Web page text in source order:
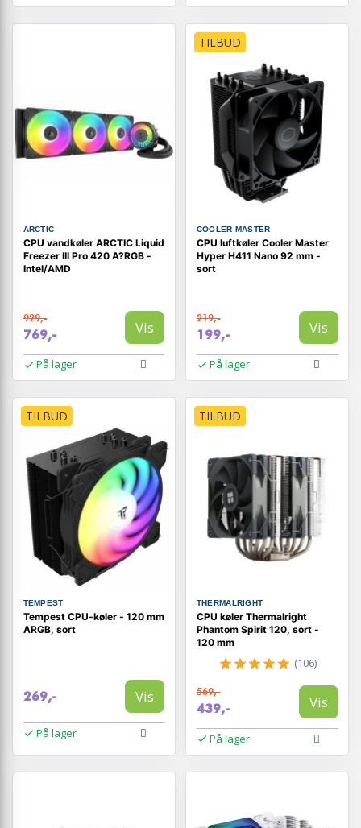
ARCTIC
CPU vandkøler ARCTIC Liquid
Freezer III Pro 420 A?RGB -
Intel/AMD
929,-
769,- Vis
På lager
TILBUD
COOLER MASTER
CPU luftkøler Cooler Master
Hyper H411 Nano 92 mm -
sort
219,-
199,- Vis
På lager
TILBUD
TEMPEST
Tempest CPU-køler - 120 mm
ARGB, sort
269,- Vis
På lager
TILBUD
THERMALRIGHT
CPU køler Thermalright
Phantom Spirit 120, sort -
120 mm
(106)
569,-
439,- Vis
På lager